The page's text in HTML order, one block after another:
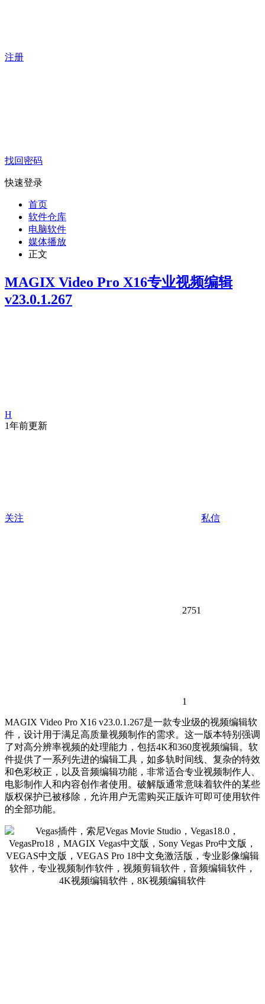
注册
找回密码
快速登录
首页
软件仓库
电脑软件
媒体播放
正文
MAGIX Video Pro X16专业视频编辑
v23.0.1.267
H
1年前更新
关注 私信
2751
1
MAGIX Video Pro X16 v23.0.1.267是一款专业级的视频编辑软
件，设计用于满足高质量视频制作的需求。这一版本特别强调
了对高分辨率视频的处理能力，包括4K和360度视频编辑。软
件提供了一系列先进的编辑工具，如多轨时间线、复杂的特效
和色彩校正，以及音频编辑功能，非常适合专业视频制作人、
电影制作人和内容创作者使用。破解版通常意味着软件的某些
版权保护已被移除，允许用户无需购买正版许可即可使用软件
的全部功能。